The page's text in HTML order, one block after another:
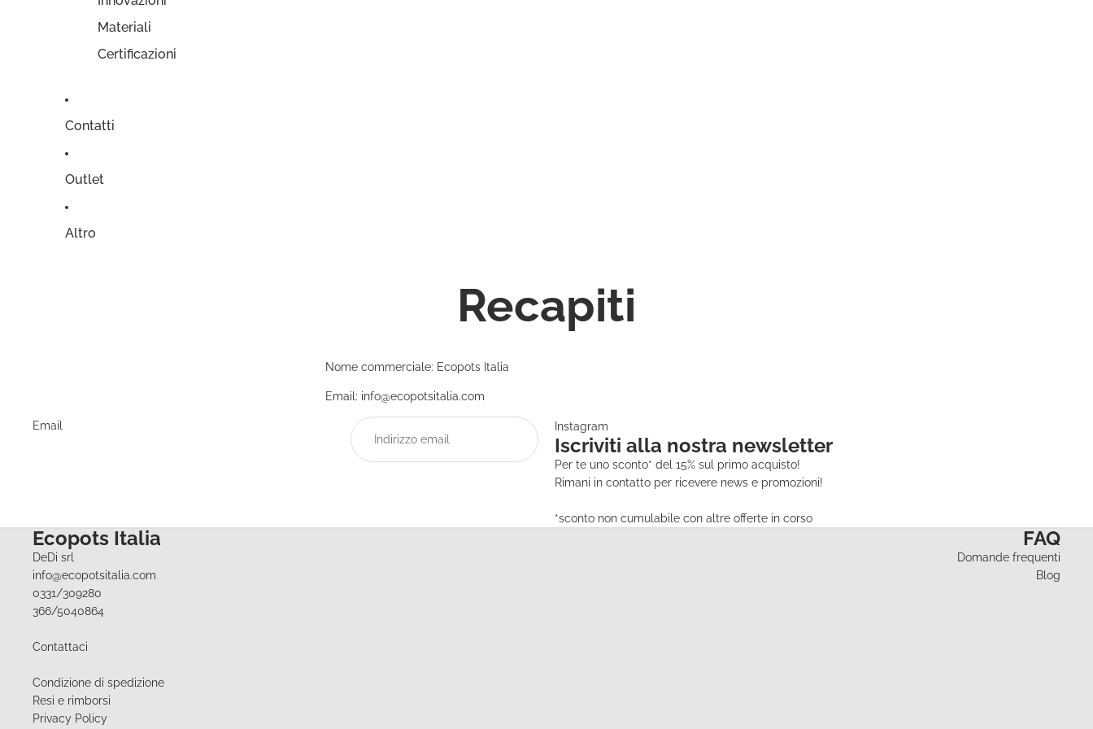
Materiali
Certificazioni
Contatti
Outlet
Altro
Recapiti
Nome commerciale: Ecopots Italia
Email: info@ecopotsitalia.com
Email Instagram
Iscriviti alla nostra newsletter
Per te uno sconto* del 15% sul primo acquisto!
Rimani in contatto per ricevere news e promozioni!
*sconto non cumulabile con altre offerte in corso
Ecopots Italia
DeDi srl
info@ecopotsitalia.com
0331/309280
366/5040864
Contattaci
Condizione di spedizione
Resi e rimborsi
Privacy Policy
FAQ
Domande frequenti
Blog